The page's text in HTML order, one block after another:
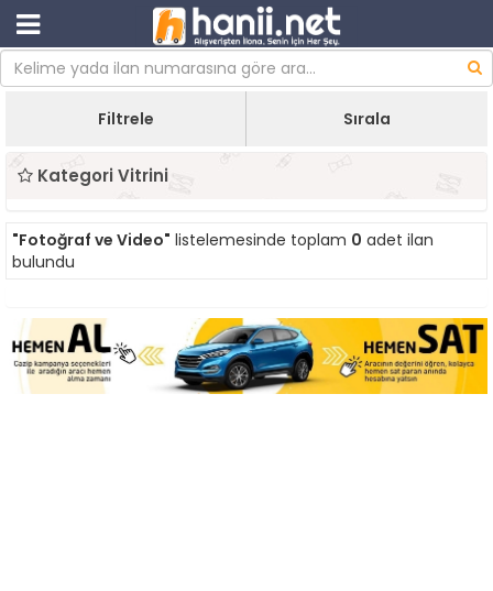
Filtrele Sırala
Kategori Vitrini
"Fotoğraf ve Video" listelemesinde toplam 0 adet ilan
bulundu